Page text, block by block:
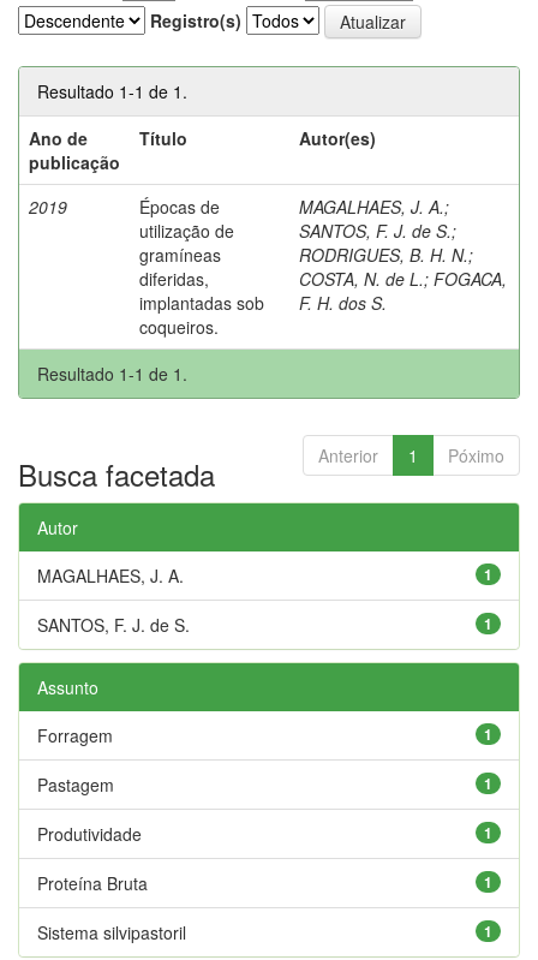
Registro(s)
Resultado 1-1 de 1.
Ano de
publicação
Título Autor(es)
2019
Épocas de
utilização de
gramíneas
diferidas,
implantadas sob
coqueiros.
MAGALHAES, J. A.;
SANTOS, F. J. de S.;
RODRIGUES, B. H. N.;
COSTA, N. de L.; FOGACA,
F. H. dos S.
Resultado 1-1 de 1.
Anterior 1 Póximo
Busca facetada
Autor
1
MAGALHAES, J. A.
1
SANTOS, F. J. de S.
Assunto
1
Forragem
1
Pastagem
1
Produtividade
1
Proteína Bruta
1
Sistema silvipastoril